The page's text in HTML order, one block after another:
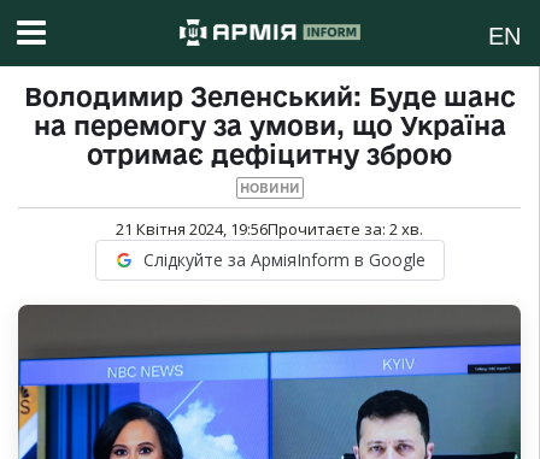
EN
Володимир Зеленський: Буде шанс
на перемогу за умови, що Україна
отримає дефіцитну зброю
НОВИНИ
21 Квітня 2024, 19:56Прочитаєте за: 2хв.
Слідкуйте за АрміяInform в Google